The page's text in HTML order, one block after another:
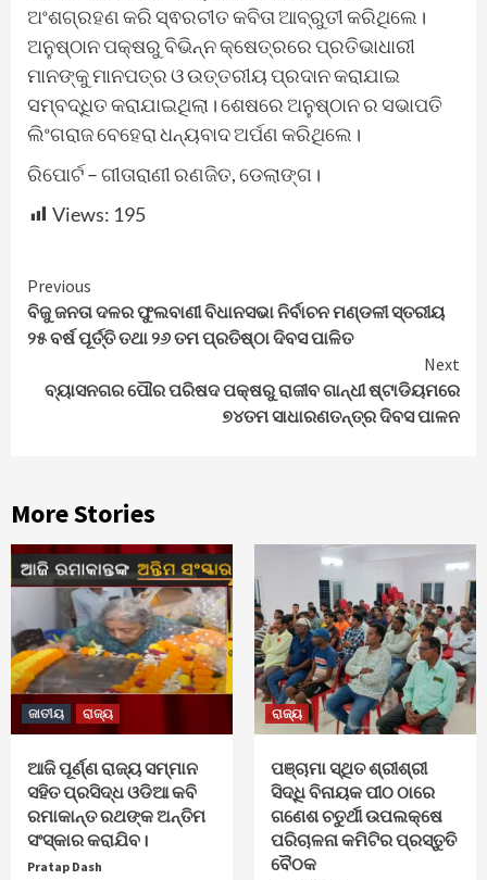
ଅଂଶଗ୍ରହଣ କରି ସ୍ଵରଚୀତ କବିତା ଆବ୍ରୁତୀ କରିଥିଲେ।
ଅନୁଷ୍ଠାନ ପକ୍ଷରୁ ବିଭିନ୍ନ କ୍ଷେତ୍ରରେ ପ୍ରତିଭାଧାରୀ
ମାନଙ୍କୁ ମାନପତ୍ର ଓ ଉତ୍ତରୀୟ ପ୍ରଦାନ କରାଯାଇ
ସମ୍ବଦ୍ଧିତ କରାଯାଇଥିଲା। ଶେଷରେ ଅନୁଷ୍ଠାନ ର ସଭାପତି
ଲିଂଗରାଜ ବେହେରା ଧନ୍ୟବାଦ ଅର୍ପଣ କରିଥିଲେ।
ରିପୋର୍ଟ – ଗୀତାରାଣୀ ରଣଜିତ, ଡେଲାଙ୍ଗ।
Views: 195
Continue
Reading
Previous
ବିଜୁ ଜନତା ଦଳର ଫୁଲବାଣୀ ବିଧାନସଭା ନିର୍ବାଚନ ମଣ୍ଡଳୀ ସ୍ତରୀୟ
୨୫ ବର୍ଷ ପୂର୍ତ୍ତି ତଥା ୨୬ ତମ ପ୍ରତିଷ୍ଠା ଦିବସ ପାଳିତ
Next
ବ୍ୟାସନଗର ପୌର ପରିଷଦ ପକ୍ଷରୁ ରାଜୀବ ଗାନ୍ଧୀ ଷ୍ଟାଡିୟମରେ
୭୪ତମ ସାଧାରଣତନ୍ତ୍ର ଦିବସ ପାଳନ
More Stories
ଜାତୀୟ ରାଜ୍ୟ
ଆଜି ପୂର୍ଣ୍ଣ ରାଜ୍ୟ ସମ୍ମାନ
ସହିତ ପ୍ରସିଦ୍ଧ ଓଡିଆ କବି
ରମାକାନ୍ତ ରଥଙ୍କ ଅନ୍ତିମ
ସଂସ୍କାର କରାଯିବ।
Pratap Dash
ରାଜ୍ୟ
ପଞ୍ଚାମା ସ୍ଥିତ ଶ୍ରୀଶ୍ରୀ
ସିଦ୍ଧି ବିନାୟକ ପୀଠ ଠାରେ
ଗଣେଶ ଚତୁର୍ଥୀ ଉପଲକ୍ଷେ
ପରିଚାଳନା କମିଟିର ପ୍ରସ୍ତୁତି
ବୈଠକ